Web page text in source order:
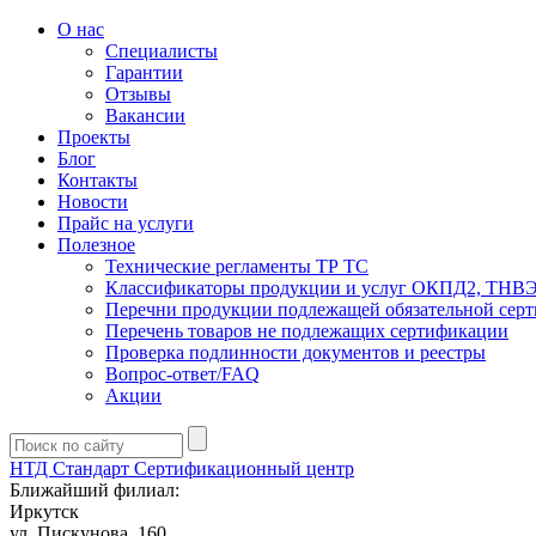
О нас
Специалисты
Гарантии
Отзывы
Вакансии
Проекты
Блог
Контакты
Новости
Прайс на услуги
Полезное
Технические регламенты ТР ТС
Классификаторы продукции и услуг ОКПД2,
Перечни продукции подлежащей обязательной
Перечень товаров не подлежащих сертификации
Проверка подлинности документов и реестры
Вопрос-ответ/FAQ
Акции
НТД Стандарт Сертификационный центр
Ближайший филиал:
Иркутск